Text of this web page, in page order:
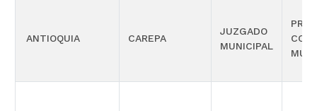
ANTIOQUIA CAREPA
JUZGADO
MUNICIPAL